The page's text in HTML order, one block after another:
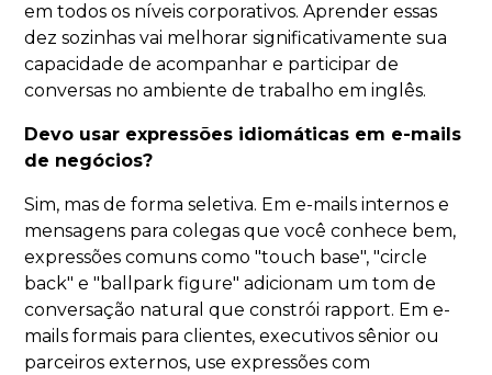
em todos os níveis corporativos. Aprender essas
dez sozinhas vai melhorar significativamente sua
capacidade de acompanhar e participar de
conversas no ambiente de trabalho em inglês.
Devo usar expressões idiomáticas em e-mails
de negócios?
Sim, mas de forma seletiva. Em e-mails internos e
mensagens para colegas que você conhece bem,
expressões comuns como "touch base", "circle
back" e "ballpark figure" adicionam um tom de
conversação natural que constrói rapport. Em e-
mails formais para clientes, executivos sênior ou
parceiros externos, use expressões com